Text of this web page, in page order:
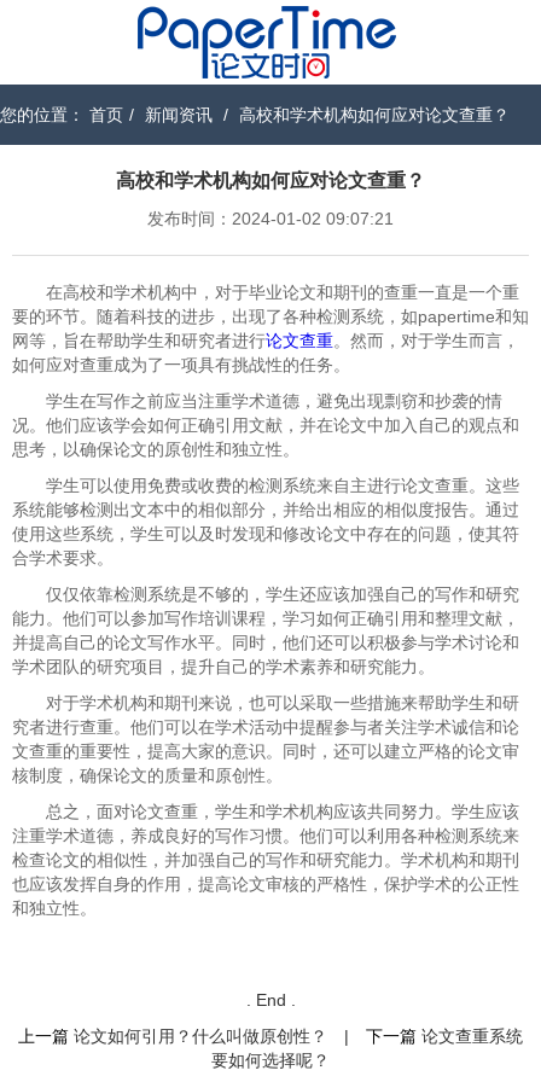
您的位置： 首页 / 新闻资讯 / 高校和学术机构如何应对论文查重？
高校和学术机构如何应对论文查重？
发布时间：2024-01-02 09:07:21
在高校和学术机构中，对于毕业论文和期刊的查重一直是一个重
要的环节。随着科技的进步，出现了各种检测系统，如papertime和知
网等，旨在帮助学生和研究者进行论文查重。然而，对于学生而言，
如何应对查重成为了一项具有挑战性的任务。
学生在写作之前应当注重学术道德，避免出现剽窃和抄袭的情
况。他们应该学会如何正确引用文献，并在论文中加入自己的观点和
思考，以确保论文的原创性和独立性。
学生可以使用免费或收费的检测系统来自主进行论文查重。这些
系统能够检测出文本中的相似部分，并给出相应的相似度报告。通过
使用这些系统，学生可以及时发现和修改论文中存在的问题，使其符
合学术要求。
仅仅依靠检测系统是不够的，学生还应该加强自己的写作和研究
能力。他们可以参加写作培训课程，学习如何正确引用和整理文献，
并提高自己的论文写作水平。同时，他们还可以积极参与学术讨论和
学术团队的研究项目，提升自己的学术素养和研究能力。
对于学术机构和期刊来说，也可以采取一些措施来帮助学生和研
究者进行查重。他们可以在学术活动中提醒参与者关注学术诚信和论
文查重的重要性，提高大家的意识。同时，还可以建立严格的论文审
核制度，确保论文的质量和原创性。
总之，面对论文查重，学生和学术机构应该共同努力。学生应该
注重学术道德，养成良好的写作习惯。他们可以利用各种检测系统来
检查论文的相似性，并加强自己的写作和研究能力。学术机构和期刊
也应该发挥自身的作用，提高论文审核的严格性，保护学术的公正性
和独立性。
. End .
上一篇 论文如何引用？什么叫做原创性？ | 下一篇 论文查重系统
要如何选择呢？